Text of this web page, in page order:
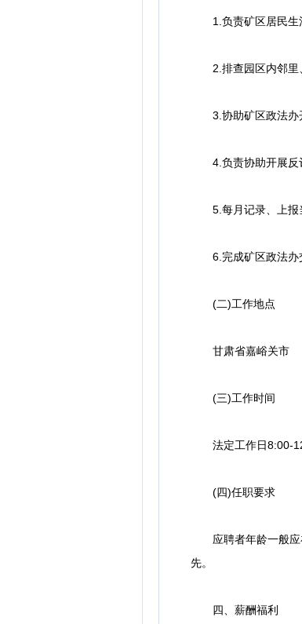
1.负责矿区居民生活
2.排查园区内邻里、
3.协助矿区政法办
4.负责协助开展反诈
5.每月记录、上报
6.完成矿区政法办
(二)工作地点
甘肃省嘉峪关市
(三)工作时间
法定工作日8:00-
(四)任职要求
应聘者年龄一般应
先。
四、薪酬福利